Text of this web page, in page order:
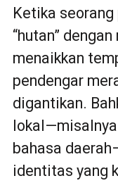
Ketika
“hutan”
menaikkan
pendengar
digantikan.
bahasa
identitas yang